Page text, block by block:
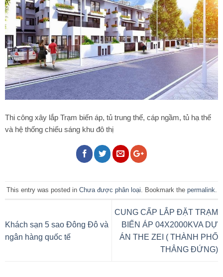
Thi công xây lắp Trạm biến áp, tủ trung thế, cáp ngầm, tủ hạ thế
và hệ thống chiếu sáng khu đô thị
This entry was posted in Chưa được phân loại . Bookmark the permalink
Khách sạn 5 sao Đông Đô và
ngân hàng quốc tế
CUNG CẤP LẮP ĐẶT TRẠM
BIẾN ÁP 04X2000KVA DỰ
ÁN THE ZEI ( THÀNH PHỐ
THẲNG ĐỨNG)